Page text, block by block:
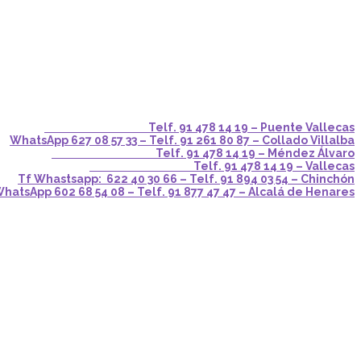
Telf. 91 478 14 19 – Puente Vallecas
WhatsApp 627 08 57 33 – Telf. 91 261 80 87 – Collado Villalba
Telf. 91 478 14 19 – Méndez Álvaro
Telf. 91 478 14 19 – Vallecas
Tf Whastsapp: 622 40 30 66 – Telf. 91 894 03 54 – Chinchón
602 68 54 08 – Telf. 91 877 47 47 – Alcalá de Henares